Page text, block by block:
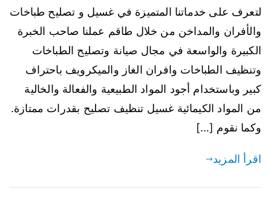
لتعرف على خدماتنا المتميزة في غسيل و تصليح طباخات
والأفران والمداخن من خلال طاقم عملنا صاحب الخبرة
الكبيرة والواسعة في مجال صيانة وتصليح الطباخات
وتنظيف الطباخات وافران الغاز والميكرويف باحتراف
كبير وباستخدام أجود المواد الطبيعية والفعالة والخالية
من المواد الكيمائية غسيل تنظيف تصليح بقدرات ممتازة.
وكما نقوم […]
اقرأ المزيد